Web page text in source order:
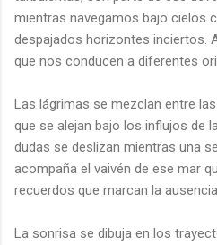
mientras navegamos bajo cielos
despajados horizontes inciertos.
que nos conducen a diferentes
Las lágrimas se mezclan entre
que se alejan bajo los influjos de
dudas se deslizan mientras una
acompaña el vaivén de ese mar
recuerdos que marcan la ausencia.
La sonrisa se dibuja en los